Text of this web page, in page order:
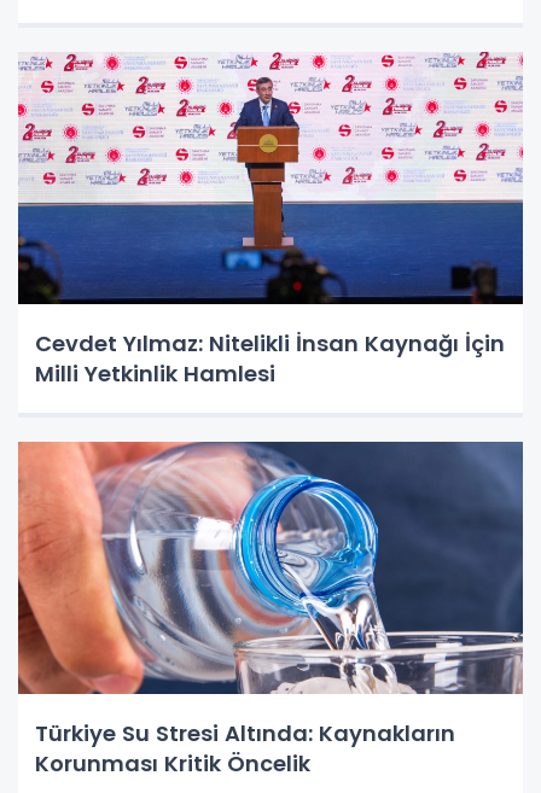
Cevdet Yılmaz: Nitelikli İnsan Kaynağı İçin
Milli Yetkinlik Hamlesi
Türkiye Su Stresi Altında: Kaynakların
Korunması Kritik Öncelik